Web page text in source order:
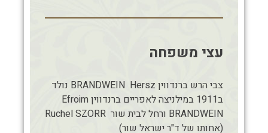
עצי משפחה
צבי הרש ברנדווין BRANDWEIN Hersz נולד
ב1911 במילניצה לאפריים ברנדווין Efroim
BRANDWEIN ורחל לבית שור Ruchel SZORR
(אחותו של ד"ר ישראל שור)